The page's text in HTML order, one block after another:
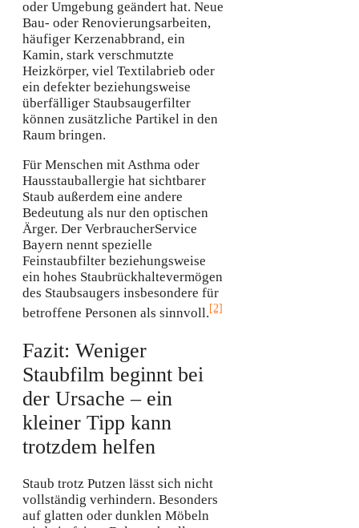
oder Umgebung geändert hat. Neue
Bau- oder Renovierungsarbeiten,
häufiger Kerzenabbrand, ein
Kamin, stark verschmutzte
Heizkörper, viel Textilabrieb oder
ein defekter beziehungsweise
überfälliger Staubsaugerfilter
können zusätzliche Partikel in den
Raum bringen.
Für Menschen mit Asthma oder
Hausstauballergie hat sichtbarer
Staub außerdem eine andere
Bedeutung als nur den optischen
Ärger. Der VerbraucherService
Bayern nennt spezielle
Feinstaubfilter beziehungsweise
ein hohes Staubrückhaltevermögen
des Staubsaugers insbesondere für
betroffene Personen als sinnvoll.[2]
Fazit: Weniger
Staubfilm beginnt bei
der Ursache – ein
kleiner Tipp kann
trotzdem helfen
Staub trotz Putzen lässt sich nicht
vollständig verhindern. Besonders
auf glatten oder dunklen Möbeln